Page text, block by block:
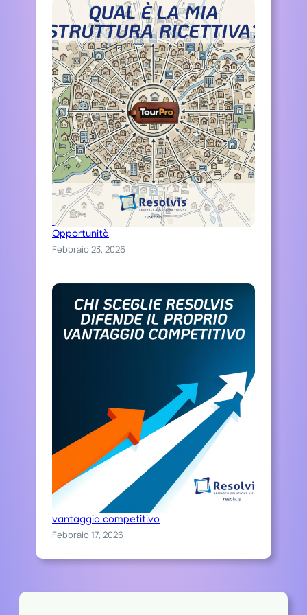
Distinguiti Online, Trasforma Ospitalità in
Opportunità
Febbraio 23, 2026
Chi sceglie Resolvis difende il proprio
vantaggio competitivo
Febbraio 17, 2026